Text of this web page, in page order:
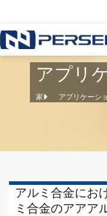
アプリ
家 アプリケーシ
アルミ合金にお
ミ合金のアアア